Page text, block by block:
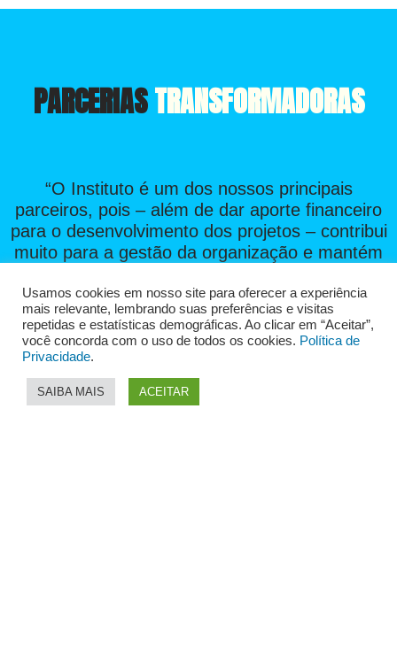
PARCERIASTRANSFORMADORAS
“O Instituto é um dos nossos principais
parceiros, pois – além de dar aporte financeiro
para o desenvolvimento dos projetos – contribui
muito para a gestão da organização e mantém
apoio sempre que possível nos desafios do dia
a dia.”
Fundadora e diretora executiva do Instituto C
Usamos cookies em nosso site para oferecer a experiência
mais relevante, lembrando suas preferências e visitas
repetidas e estatísticas demográficas. Ao clicar em “Aceitar”,
você concorda com o uso de todos os cookies. Política de
Privacidade.
SAIBA MAIS ACEITAR